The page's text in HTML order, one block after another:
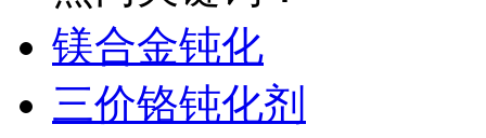
镁合金钝化
三价铬钝化剂